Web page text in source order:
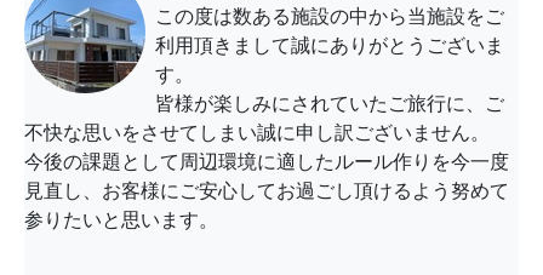
この度は数ある施設の中から当施設をご
利用頂きまして誠にありがとうございま
す。
皆様が楽しみにされていたご旅行に、ご
不快な思いをさせてしまい誠に申し訳ございません。
今後の課題として周辺環境に適したルール作りを今一度
見直し、お客様にご安心してお過ごし頂けるよう努めて
参りたいと思います。